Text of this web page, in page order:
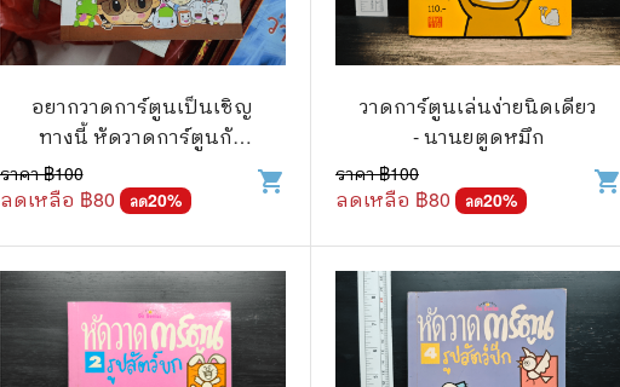
อยากวาดการ์ตูนเป็นเชิญ
ทางนี้ หัดวาดการ์ตูนกับ
นายตูดหมึก 3
ราคา ฿100
ลดเหลือ ฿80 ลด20%
shopping_cart
วาดการ์ตูนเล่นง่ายนิดเดียว
- นานยตูดหมึก
ราคา ฿100
ลดเหลือ ฿80 ลด20%
shopping_cart
แนะแนวการศึกษา
รศึกษาและการสอน
หนังสือการ์ตูน
การ์ตูนชุด
การ์ตูนวาย การ์ตูนยูริ
การ์ตูนยุคเก่า
🤡 เรื่องสั้น ขำขัน
🎨 ศิลปะและการออกแบบ
🎸 ดนตรี
🩱 แฟชั่น
🔭 วิทยาศาสตร์
⛪ ศาสนา
🏙️ การเมือง